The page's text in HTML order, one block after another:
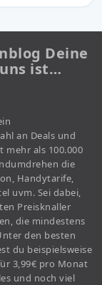
Deine
ist…
an Deals und
mehr als 100.000
die
Handytarife,
uvm. Sei dabei,
Preisknaller
die mindestens
den besten
du beispielsweise
3,99€ pro Monat
und noch viel